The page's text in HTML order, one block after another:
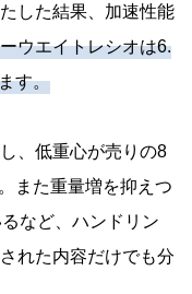
した結果、加速性能
ウエイトレシオは6.
す。
、低重心が売りの8
また重量増を抑えつ
など、ハンドリン
れた内容だけでも分